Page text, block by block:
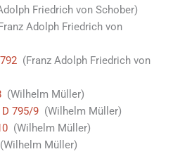
Friedrich von Schober)
Adolph Friedrich von
(Franz Adolph Friedrich von
(Wilhelm Müller)
795/9(Wilhelm Müller)
(Wilhelm Müller)
Müller)